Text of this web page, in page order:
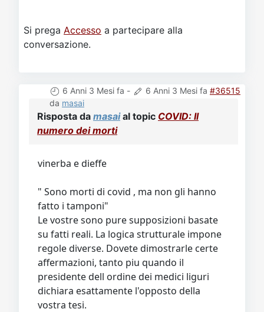
Si prega Accesso a partecipare alla
conversazione.
6 Anni 3 Mesi fa - 6 Anni 3 Mesi fa #36515
da masai
Risposta da masaial topic COVID: Il
numero dei morti
vinerba e dieffe
" Sono morti di covid , ma non gli hanno
fatto i tamponi"
Le vostre sono pure supposizioni basate
su fatti reali. La logica strutturale impone
regole diverse. Dovete dimostrarle certe
affermazioni, tanto piu quando il
presidente dell ordine dei medici liguri
dichiara esattamente l'opposto della
vostra tesi.